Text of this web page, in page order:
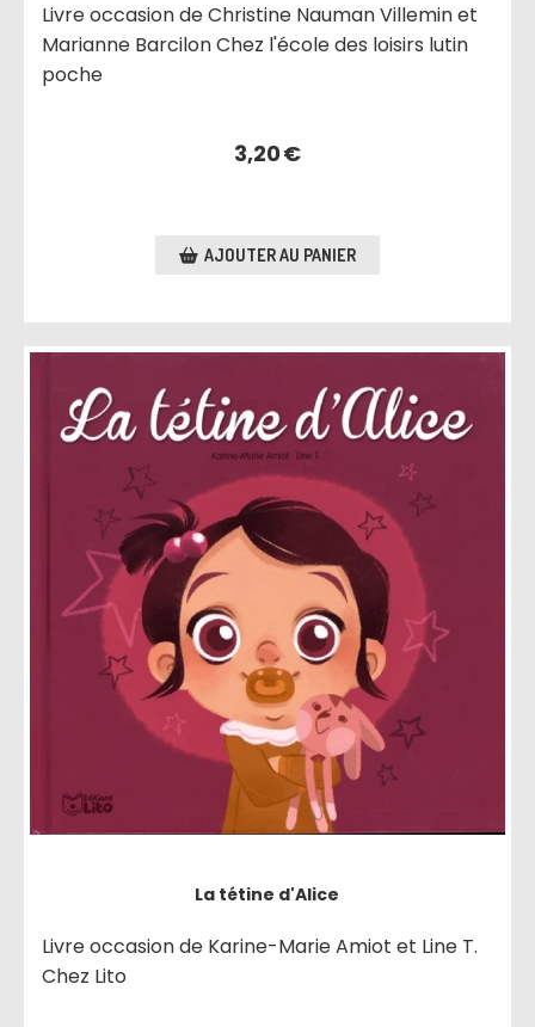
Livre occasion de Christine Nauman Villemin et
Marianne Barcilon Chez l'école des loisirs lutin
poche
3,20€
AJOUTER AU PANIER
La tétine d'Alice
Livre occasion de Karine-Marie Amiot et Line T.
Chez Lito